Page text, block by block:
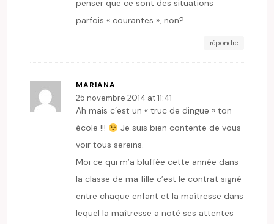
penser que ce sont des situations
parfois « courantes », non?
répondre
MARIANA
25 novembre 2014 at 11:41
Ah mais c’est un « truc de dingue » ton
école !!!
Je suis bien contente de vous
voir tous sereins.
Moi ce qui m’a bluffée cette année dans
la classe de ma fille c’est le contrat signé
entre chaque enfant et la maîtresse dans
lequel la maîtresse a noté ses attentes